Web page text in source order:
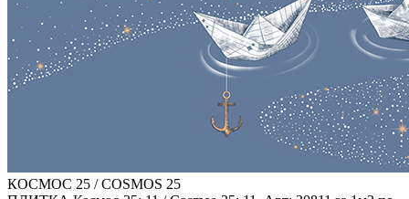
КОСМОС 25 / COSMOS 25